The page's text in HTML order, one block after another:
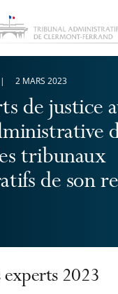
de justice
tribunaux
de son
2 MARS 2023
experts 2023